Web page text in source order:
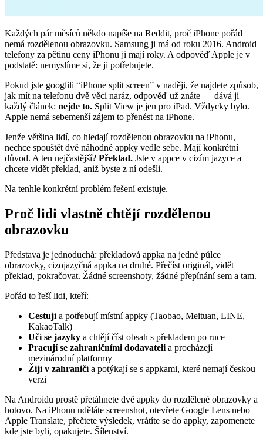
Každých pár měsíců někdo napíše na Reddit, proč iPhone pořád
nemá rozdělenou obrazovku. Samsung ji má od roku 2016. Android
telefony za pětinu ceny iPhonu ji mají roky. A odpověď Apple je v
podstatě: nemyslíme si, že ji potřebujete.
Pokud jste googlili “iPhone split screen” v naději, že najdete způsob,
jak mít na telefonu dvě věci naráz, odpověď už znáte — dává ji
každý článek: nejde to. Split View je jen pro iPad. Vždycky bylo.
Apple nemá sebemenší zájem to přenést na iPhone.
Jenže většina lidí, co hledají rozdělenou obrazovku na iPhonu,
nechce spouštět dvě náhodné appky vedle sebe. Mají konkrétní
důvod. A ten nejčastější? Překlad. Jste v appce v cizím jazyce a
chcete vidět překlad, aniž byste z ní odešli.
Na tenhle konkrétní problém řešení existuje.
Proč lidi vlastně chtějí rozdělenou
obrazovku
Představa je jednoduchá: překladová appka na jedné půlce
obrazovky, cizojazyčná appka na druhé. Přečíst originál, vidět
překlad, pokračovat. Žádné screenshoty, žádné přepínání sem a tam.
Pořád to řeší lidi, kteří:
Cestujía potřebují místní appky (Taobao, Meituan, LINE,
KakaoTalk)
Učí se jazyky a chtějí číst obsah s překladem po ruce
Pracují se zahraničními dodavateli a procházejí
mezinárodní platformy
Žijí v zahraničía potýkají se s appkami, které nemají českou
verzi
Na Androidu prostě přetáhnete dvě appky do rozdělené obrazovky a
hotovo. Na iPhonu uděláte screenshot, otevřete Google Lens nebo
Apple Translate, přečtete výsledek, vrátíte se do appky, zapomenete
kde jste byli, opakujete. Šílenství.